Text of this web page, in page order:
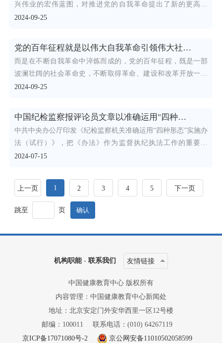
兴伟业的宏伟蓝图，对推进党的自我革命提出了新的更高要
求，对以自
2024-09-25
党的百年征程就是以伟大自我革命引领伟大社会革命的奋斗史
而是在不断自我革命中淬炼而成的，党的百年征程，既是一部
波澜壮阔的社会革命史，不断取得革命、建设和改革开放一个
个伟大胜
2024-09-25
中国纪检监察报评论员文章以准确运用"四种形态"为导向严格纪律执行
中共中央办公厅印发《纪检监察机关准确运用“四种形态”实施办
法（试行）》，把《办法》作为监督执纪执法工作的重要依
据，以
2024-07-15
上一页 1 2 3 4 5 下一页
跳至 页
机构职能- 联系我们 友情链接
中国健康教育中心 版权所有
内容管理：中国健康教育中心新闻处
地址：北京安定门外安华西里一区12号楼
邮编：100011
联系电话：(010) 64267119
京ICP备17071080号-2
京公网安备11010502058599